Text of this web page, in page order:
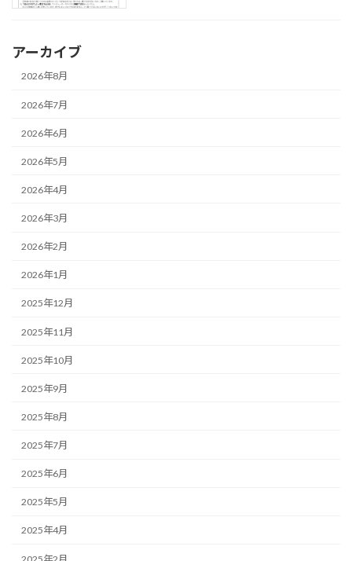
アーカイブ
2026年8月
2026年7月
2026年6月
2026年5月
2026年4月
2026年3月
2026年2月
2026年1月
2025年12月
2025年11月
2025年10月
2025年9月
2025年8月
2025年7月
2025年6月
2025年5月
2025年4月